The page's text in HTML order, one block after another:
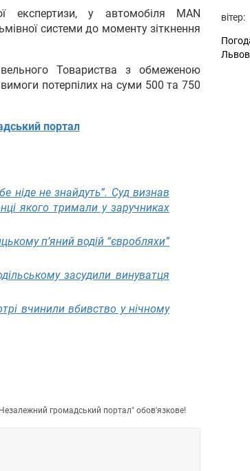
експертизи, у автомобіля MAN
системи до моменту зіткнення
Товариства з обмеженою
потерпілих на суми 500 та 750
портал
ніде не знайдуть”. Суд визнав
якого тримали у заручниках
п’яний водій “євробляхи”
засудили винуватця
вчинили вбивство у нічному
громадський портал" обов'язкове!
вітер: